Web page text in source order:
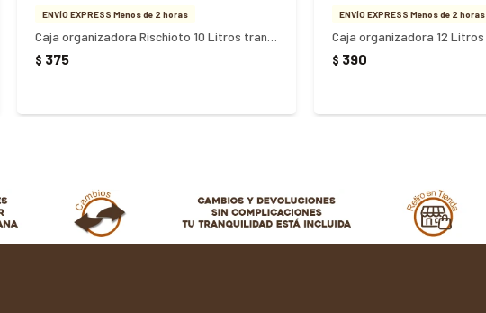
ENVÍO EXPRESS Menos de 2 horas
$ 375
ENVÍO EXPRESS Menos de 2 horas
$ 390